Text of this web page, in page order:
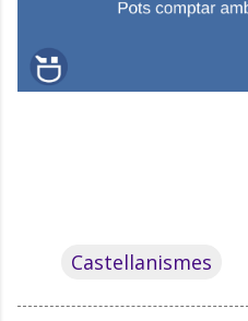
Castellanismes